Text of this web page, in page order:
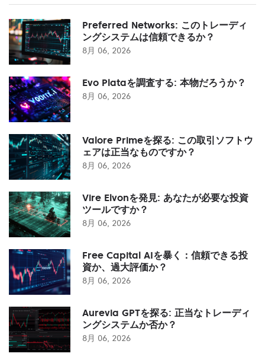
Preferred Networks: このトレーディ
ングシステムは信頼できるか？
8月 06, 2026
Evo Plataを調査する: 本物だろうか？
8月 06, 2026
Valore Primeを探る: この取引ソフトウ
ェアは正当なものですか？
8月 06, 2026
Vire Elvonを発見: あなたが必要な投資
ツールですか？
8月 06, 2026
Free Capital AIを暴く：信頼できる投
資か、過大評価か？
8月 06, 2026
Aurevia GPTを探る: 正当なトレーディ
ングシステムか否か？
8月 06, 2026